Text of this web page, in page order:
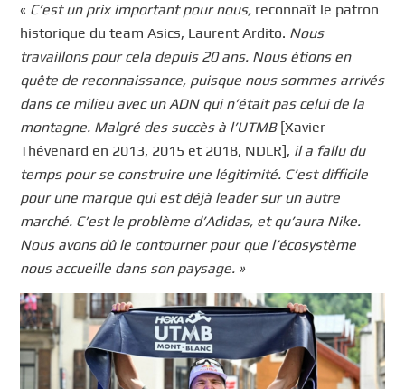
« C’est un prix important pour nous, reconnaît le patron
historique du team Asics, Laurent Ardito. Nous
travaillons pour cela depuis 20 ans. Nous étions en
quête de reconnaissance, puisque nous sommes arrivés
dans ce milieu avec un ADN qui n’était pas celui de la
montagne. Malgré des succès à l’UTMB [Xavier
Thévenard en 2013, 2015 et 2018, NDLR], il a fallu du
temps pour se construire une légitimité. C’est difficile
pour une marque qui est déjà leader sur un autre
marché. C’est le problème d’Adidas, et qu’aura Nike.
Nous avons dû le contourner pour que l’écosystème
nous accueille dans son paysage. »